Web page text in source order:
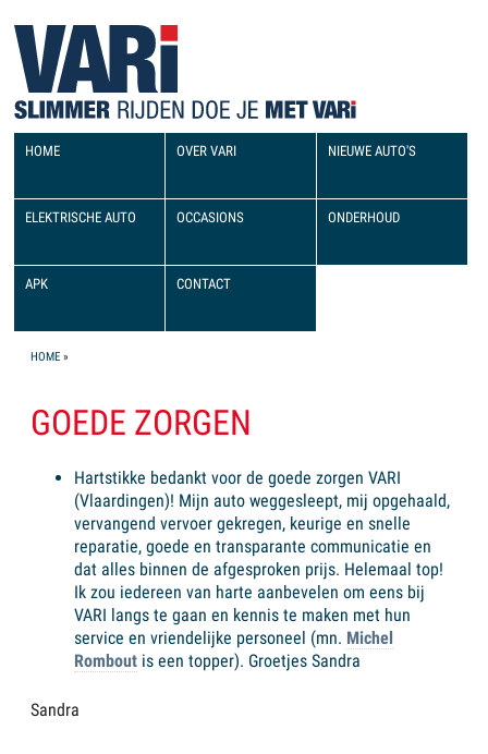
YOU ARE HERE
HOME »
GOEDE ZORGEN
Hartstikke bedankt voor de goede zorgen VARI
(Vlaardingen)! Mijn auto weggesleept, mij opgehaald,
vervangend vervoer gekregen, keurige en snelle
reparatie, goede en transparante communicatie en
dat alles binnen de afgesproken prijs. Helemaal top!
Ik zou iedereen van harte aanbevelen om eens bij
VARI langs te gaan en kennis te maken met hun
service en vriendelijke personeel (mn. Michel
Rombout is een topper). Groetjes Sandra
Sandra
HOME OVER VARI NIEUWE AUTO'S
ELEKTRISCHE AUTO OCCASIONS ONDERHOUD
APK CONTACT